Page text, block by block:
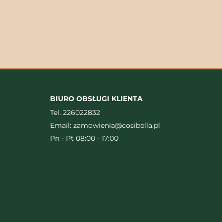
BIURO OBSŁUGI KLIENTA
Tel. 226022832
Email: zamowienia@cosibella.pl
Pn - Pt 08:00 - 17:00